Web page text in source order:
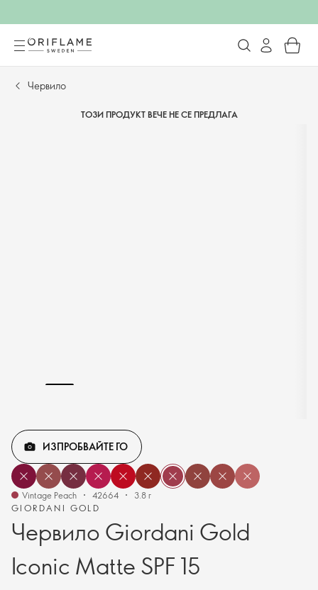
Червило
ТОЗИ ПРОДУКТ ВЕЧЕ НЕ СЕ ПРЕДЛАГА
GIORDANI GOLD
Червило Giordani Gold
Iconic Matte SPF 15
ИЗПРОБВАЙТЕ ГО
Vintage Peach 42664 3.8 г